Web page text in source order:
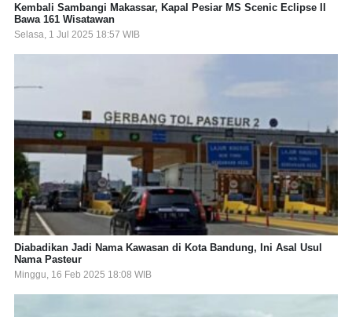
Kembali Sambangi Makassar, Kapal Pesiar MS Scenic Eclipse II
Bawa 161 Wisatawan
Selasa, 1 Jul 2025 18:57 WIB
Diabadikan Jadi Nama Kawasan di Kota Bandung, Ini Asal Usul
Nama Pasteur
Minggu, 16 Feb 2025 18:08 WIB